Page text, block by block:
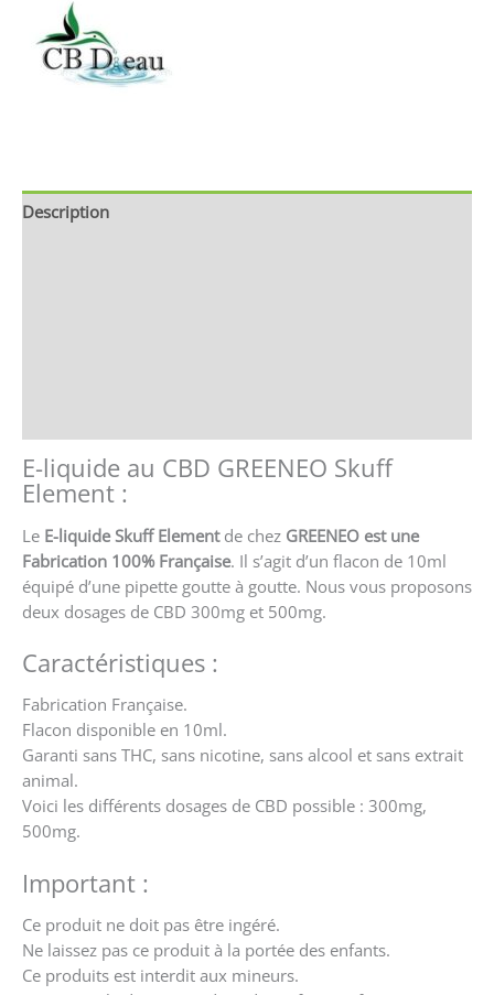
Description
E-liquide au CBD GREENEO Skuff
Element :
Le E-liquide Skuff Element de chez GREENEO est une
Fabrication 100% Française. Il s’agit d’un flacon de 10ml
équipé d’une pipette goutte à goutte. Nous vous proposons
deux dosages de CBD 300mg et 500mg.
Caractéristiques :
Fabrication Française.
Flacon disponible en 10ml.
Garanti sans THC, sans nicotine, sans alcool et sans extrait
animal.
Voici les différents dosages de CBD possible : 300mg,
500mg.
Important :
Ce produit ne doit pas être ingéré.
Ne laissez pas ce produit à la portée des enfants.
Ce produits est interdit aux mineurs.